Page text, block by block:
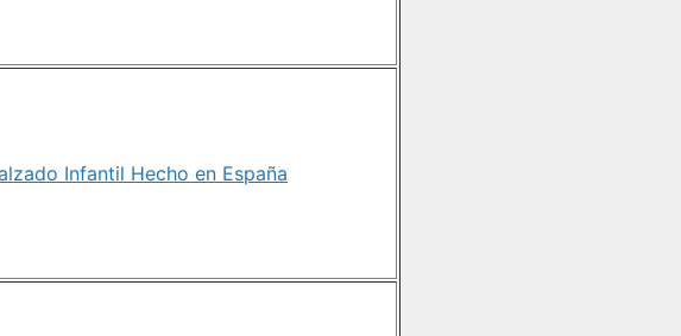
Infantil Hecho en España